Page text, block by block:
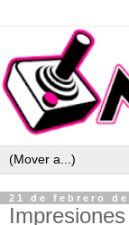
21 de febrero de